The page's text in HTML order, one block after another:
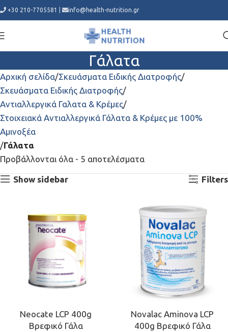
+30 210-7705581 info@health-nutrition.gr
Γάλατα
Αρχική σελίδα Σκευάσματα Ειδικής Διατροφής
Σκευάσματα Ειδικής Διατροφής
Αντιαλλεργικά Γαλατα & Κρέμες
Στοιχειακά Αντιαλλεργικά Γάλατα & Κρέμες με 100%
Αμινοξέα
Γάλατα
Προβάλλονται όλα - 5 αποτελέσματα
Show sidebar Filters
Neocate LCP 400g
Βρεφικό Γάλα
Novalac Aminova LCP
400g Βρεφικό Γάλα